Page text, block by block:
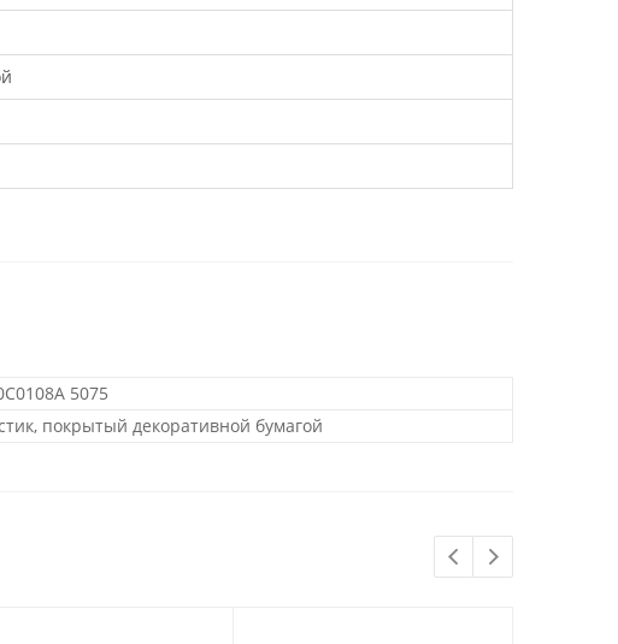
5075
покрытый декоративной бумагой